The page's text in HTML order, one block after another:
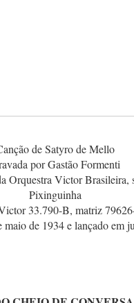
de Satyro de Mello
por Gastão Formenti
Orquestra Victor Brasileira,
Pixinguinha
33.790-B, matriz
maio de 1934 e lançado em